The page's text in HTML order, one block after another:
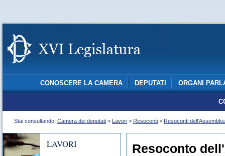
CONOSCERE LA CAMERA DEPUTATI ORGANI
Stai consultando: Camera dei deputati > Lavori > Resoconti > Resoconti
LAVORI Resoconto